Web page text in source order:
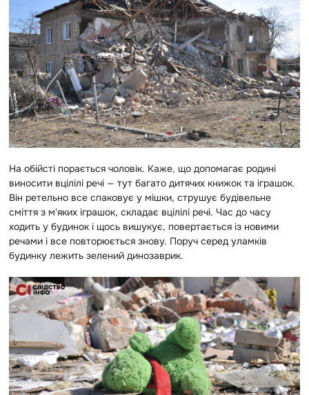
На обійсті порається чоловік. Каже, що допомагає родині
виносити вцілілі речі — тут багато дитячих книжок та іграшок.
Він ретельно все спаковує у мішки, струшує будівельне
сміття з мʼяких іграшок, складає вцілілі речі. Час до часу
ходить у будинок і щось вишукує, повертається із новими
речами і все повторюється знову. Поруч серед уламків
будинку лежить зелений динозаврик.